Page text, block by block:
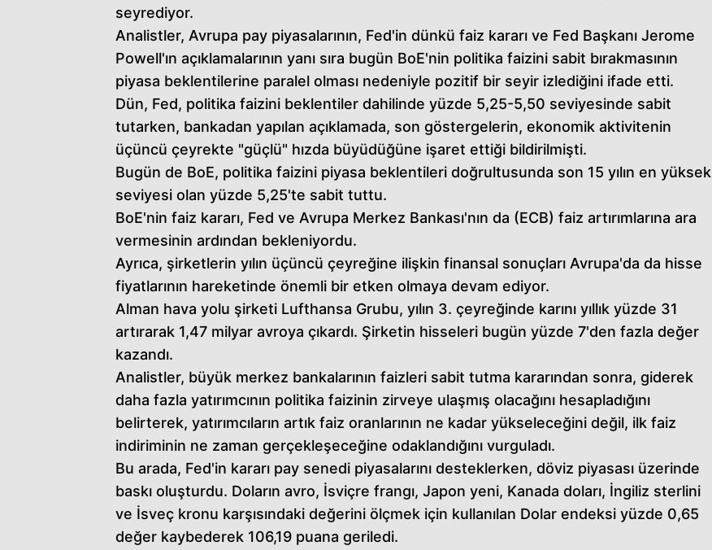
seyrediyor.
Analistler, Avrupa pay piyasalarının, Fed'in dünkü faiz kararı ve Fed Başkanı Jerome
Powell'ın açıklamalarının yanı sıra bugün BoE'nin politika faizini sabit bırakmasının
piyasa beklentilerine paralel olması nedeniyle pozitif bir seyir izlediğini ifade etti.
Dün, Fed, politika faizini beklentiler dahilinde yüzde 5,25-5,50 seviyesinde sabit
tutarken, bankadan yapılan açıklamada, son göstergelerin, ekonomik aktivitenin
üçüncü çeyrekte "güçlü" hızda büyüdüğüne işaret ettiği bildirilmişti.
Bugün de BoE, politika faizini piyasa beklentileri doğrultusunda son 15 yılın en yüksek
seviyesi olan yüzde 5,25'te sabit tuttu.
BoE'nin faiz kararı, Fed ve Avrupa Merkez Bankası'nın da (ECB) faiz artırımlarına ara
vermesinin ardından bekleniyordu.
Ayrıca, şirketlerin yılın üçüncü çeyreğine ilişkin finansal sonuçları Avrupa'da da hisse
fiyatlarının hareketinde önemli bir etken olmaya devam ediyor.
Alman hava yolu şirketi Lufthansa Grubu, yılın 3. çeyreğinde karını yıllık yüzde 31
artırarak 1,47 milyar avroya çıkardı. Şirketin hisseleri bugün yüzde 7'den fazla değer
kazandı.
Analistler, büyük merkez bankalarının faizleri sabit tutma kararından sonra, giderek
daha fazla yatırımcının politika faizinin zirveye ulaşmış olacağını hesapladığını
belirterek, yatırımcıların artık faiz oranlarının ne kadar yükseleceğini değil, ilk faiz
indiriminin ne zaman gerçekleşeceğine odaklandığını vurguladı.
Bu arada, Fed'in kararı pay senedi piyasalarını desteklerken, döviz piyasası üzerinde
baskı oluşturdu. Doların avro, İsviçre frangı, Japon yeni, Kanada doları, İngiliz sterlini
ve İsveç kronu karşısındaki değerini ölçmek için kullanılan Dolar endeksi yüzde 0,65
değer kaybederek 106,19 puana geriledi.